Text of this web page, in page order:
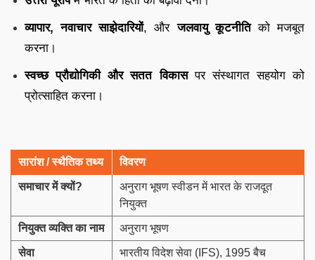
व्यापार,नवाचारसाझेदारियों,औरजलवायुकूटनीति कोमजबूत
करना।
स्वच्छप्रौद्योगिकीऔरसततविकास परसंस्थागतसहयोगको
प्रोत्साहितकरना।
सारांश / स्थैतिक तथ्य विवरण
समाचार में क्यों?
अनुराग भूषण स्वीडन में भारत के राजदूत
नियुक्त
नियुक्त व्यक्ति का नाम अनुराग भूषण
सेवा भारतीय विदेश सेवा (IFS), 1995 बैच